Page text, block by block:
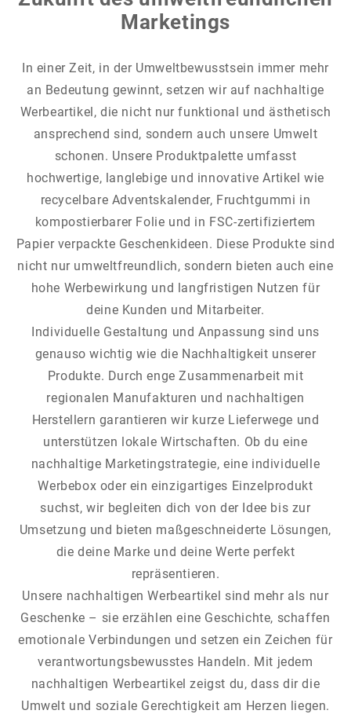
Marketings
In einer Zeit, in der Umweltbewusstsein immer mehr
an Bedeutung gewinnt, setzen wir auf nachhaltige
Werbeartikel, die nicht nur funktional und ästhetisch
ansprechend sind, sondern auch unsere Umwelt
schonen. Unsere Produktpalette umfasst
hochwertige, langlebige und innovative Artikel wie
recycelbare Adventskalender, Fruchtgummi in
kompostierbarer Folie und in FSC-zertifiziertem
Papier verpackte Geschenkideen. Diese Produkte sind
nicht nur umweltfreundlich, sondern bieten auch eine
hohe Werbewirkung und langfristigen Nutzen für
deine Kunden und Mitarbeiter.
Individuelle Gestaltung und Anpassung sind uns
genauso wichtig wie die Nachhaltigkeit unserer
Produkte. Durch enge Zusammenarbeit mit
regionalen Manufakturen und nachhaltigen
Herstellern garantieren wir kurze Lieferwege und
unterstützen lokale Wirtschaften. Ob du eine
nachhaltige Marketingstrategie, eine individuelle
Werbebox oder ein einzigartiges Einzelprodukt
suchst, wir begleiten dich von der Idee bis zur
Umsetzung und bieten maßgeschneiderte Lösungen,
die deine Marke und deine Werte perfekt
repräsentieren.
Unsere nachhaltigen Werbeartikel sind mehr als nur
Geschenke – sie erzählen eine Geschichte, schaffen
emotionale Verbindungen und setzen ein Zeichen für
verantwortungsbewusstes Handeln. Mit jedem
nachhaltigen Werbeartikel zeigst du, dass dir die
Umwelt und soziale Gerechtigkeit am Herzen liegen.